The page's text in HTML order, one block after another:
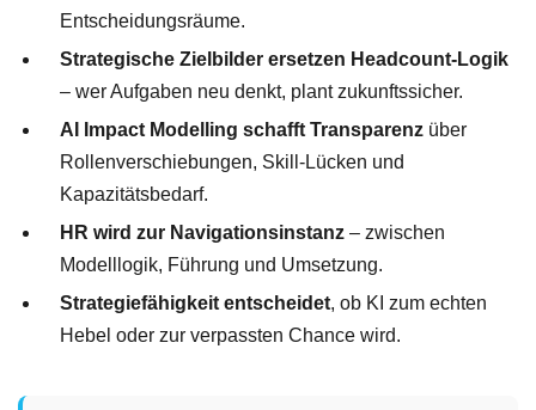
Entscheidungsräume.
Strategische Zielbilder ersetzen Headcount-Logik
– wer Aufgaben neu denkt, plant zukunftssicher.
AI Impact Modelling schafft Transparenz über
Rollenverschiebungen, Skill-Lücken und
Kapazitätsbedarf.
HR wird zur Navigationsinstanz – zwischen
Modelllogik, Führung und Umsetzung.
Strategiefähigkeit entscheidet, ob KI zum echten
Hebel oder zur verpassten Chance wird.